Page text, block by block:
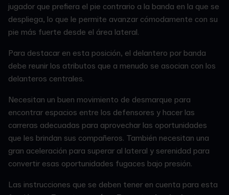
jugador que prefiera el pie contrario a la banda en la que se
despliega, lo que le permite avanzar cómodamente con su
pie más fuerte desde el área lateral.
Para destacar en esta posición, el delantero por banda
debe reunir los atributos que a menudo se asocian con los
delanteros centrales.
Necesitan un buen movimiento de desmarque para
encontrar espacios entre los defensores y hacer las
carreras adecuadas para aprovechar las oportunidades
que les brindan sus compañeros. También necesitan una
gran aceleración para superar al lateral y serenidad para
convertir esas oportunidades fugaces bajo presión.
Las instrucciones que se deben tener en cuenta para esta